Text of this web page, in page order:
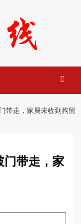
带走，家属未收到拘留
门带走，家